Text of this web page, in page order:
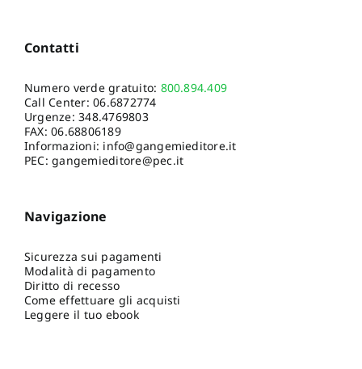
Contatti
Numero verde gratuito: 800.894.409
Call Center:06.6872774
Urgenze:348.4769803
FAX: 06.68806189
Informazioni: info@gangemieditore.it
PEC: gangemieditore@pec.it
Navigazione
Sicurezza sui pagamenti
Modalità di pagamento
Diritto di recesso
Come effettuare gli acquisti
Leggere il tuo ebook